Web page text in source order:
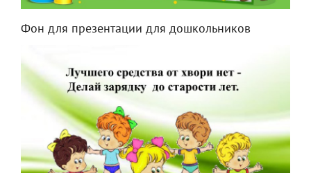
Фон для презентации для дошкольников